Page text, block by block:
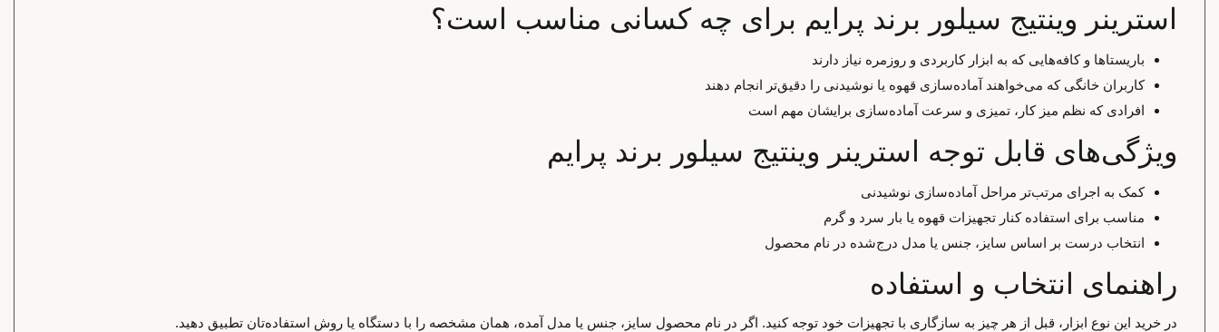
استرینر وینتیج سیلور برند پرایم برای چه کسانی مناسب است؟
باریستاها و کافه‌هایی که به ابزار کاربردی و روزمره نیاز دارند
کاربران خانگی که می‌خواهند آماده‌سازی قهوه یا نوشیدنی را دقیق‌تر انجام دهند
افرادی که نظم میز کار، تمیزی و سرعت آماده‌سازی برایشان مهم است
ویژگی‌های قابل توجه استرینر وینتیج سیلور برند پرایم
کمک به اجرای مرتب‌تر مراحل آماده‌سازی نوشیدنی
مناسب برای استفاده کنار تجهیزات قهوه یا بار سرد و گرم
انتخاب درست بر اساس سایز، جنس یا مدل درج‌شده در نام محصول
راهنمای انتخاب و استفاده
در خرید این نوع ابزار، قبل از هر چیز به سازگاری با تجهیزات خود توجه کنید. اگر در نام محصول سایز، جنس یا مدل آمده، همان مشخصه را با دستگاه یا روش استفاده‌تان تطبیق دهید.